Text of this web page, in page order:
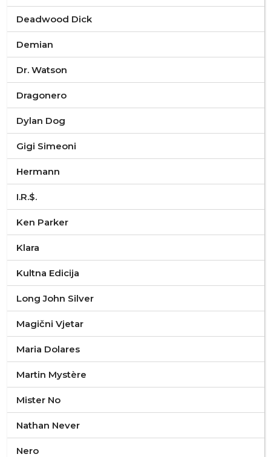
Deadwood Dick
Demian
Dr. Watson
Dragonero
Dylan Dog
Gigi Simeoni
Hermann
I.R.$.
Ken Parker
Klara
Kultna Edicija
Long John Silver
Magični Vjetar
Maria Dolares
Martin Mystère
Mister No
Nathan Never
Nero